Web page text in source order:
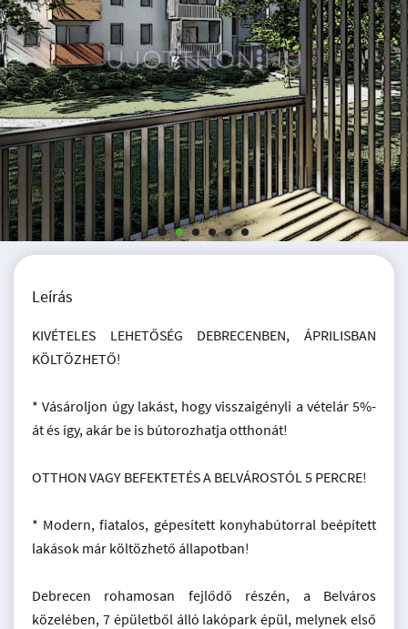
Leírás
KIVÉTELES LEHETŐSÉG DEBRECENBEN, ÁPRILISBAN
KÖLTÖZHETŐ!
* Vásároljon úgy lakást, hogy visszaigényli a vételár 5%-
át és így, akár be is bútorozhatja otthonát!
OTTHON VAGY BEFEKTETÉS A BELVÁROSTÓL 5 PERCRE!
* Modern, fiatalos, gépesített konyhabútorral beépített
lakások már költözhető állapotban!
Debrecen rohamosan fejlődő részén, a Belváros
közelében, 7 épületből álló lakópark épül, melynek első